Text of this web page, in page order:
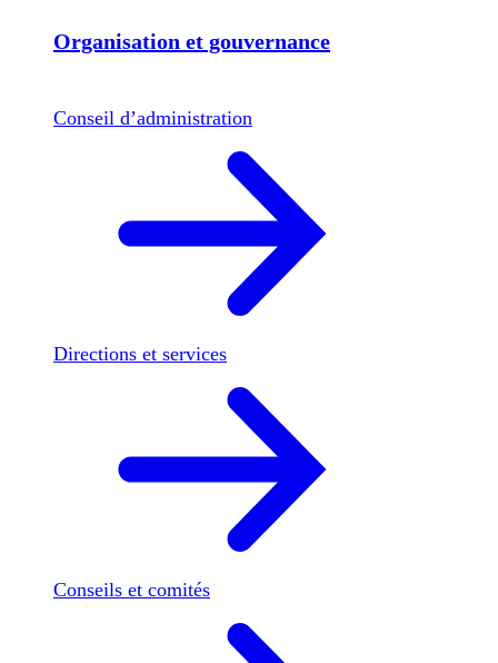
Organisation et gouvernance
Conseil d’administration
Directions et services
Conseils et comités